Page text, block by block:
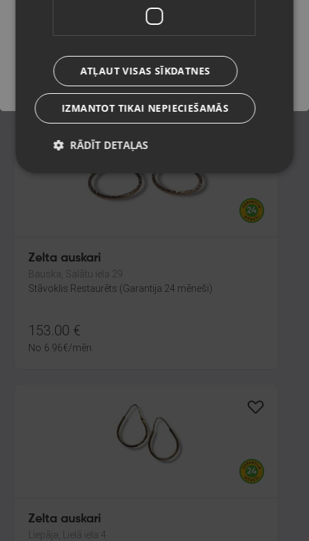
Stāvoklis Restaurēts (Garantija 24 mēneši)
165.00 €
7.50€/mēn.
Zelta auskari
Bauska, Salātu iela 29
Stāvoklis Restaurēts (Garantija 24 mēneši)
153.00 €
No 6.96€/mēn.
Zelta auskari
Liepāja, Lielā iela 4
Saglabāt
ATĻAUT VISAS SĪKDATNES
IZMANTOT TIKAI NEPIECIEŠAMĀS
RĀDĪT DETAĻAS